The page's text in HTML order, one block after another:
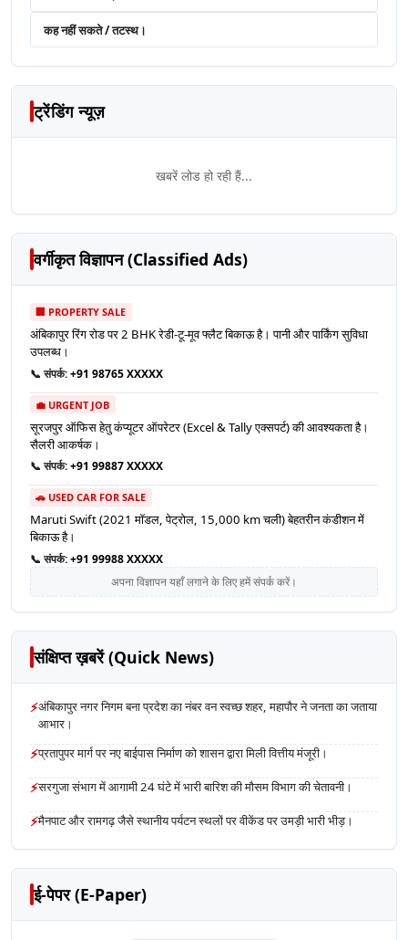
कह नहीं सकते / तटस्थ।
ट्रेंडिंग न्यूज़
खबरें लोड हो रही हैं...
वर्गीकृत विज्ञापन (Classified Ads)
🏢 PROPERTY SALE
अंबिकापुर रिंग रोड पर 2 BHK रेडी-टू-मूव फ्लैट बिकाऊ है। पानी और पार्किंग सुविधा
उपलब्ध।
📞 संपर्क:+91 98765 XXXXX
💼 URGENT JOB
सूरजपुर ऑफिस हेतु कंप्यूटर ऑपरेटर (Excel & Tally एक्सपर्ट) की आवश्यकता है।
सैलरी आकर्षक।
📞 संपर्क:+91 99887 XXXXX
🚗 USED CAR FOR SALE
Maruti Swift (2021 मॉडल, पेट्रोल, 15,000 km चली) बेहतरीन कंडीशन में
बिकाऊ है।
📞 संपर्क:+91 99988 XXXXX
अपना विज्ञापन यहाँ लगाने के लिए हमें संपर्क करें।
संक्षिप्त ख़बरें (Quick News)
⚡अंबिकापुर नगर निगम बना प्रदेश का नंबर वन स्वच्छ शहर, महापौर ने जनता का जताया
आभार।
⚡प्रतापुपर मार्ग पर नए बाईपास निर्माण को शासन द्वारा मिली वित्तीय मंजूरी।
⚡सरगुजा संभाग में आगामी 24 घंटे में भारी बारिश की मौसम विभाग की चेतावनी।
⚡मैनपाट और रामगढ़ जैसे स्थानीय पर्यटन स्थलों पर वीकेंड पर उमड़ी भारी भीड़।
ई-पेपर (E-Paper)